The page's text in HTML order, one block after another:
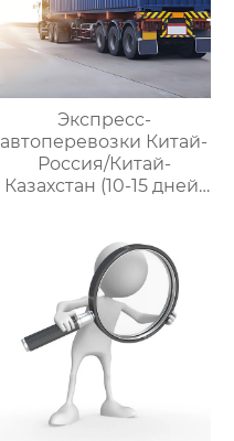
Экспресс-
автоперевозки Китай-
Россия/Китай-
Казахстан (10-15 дней)
международными
цепями поставок